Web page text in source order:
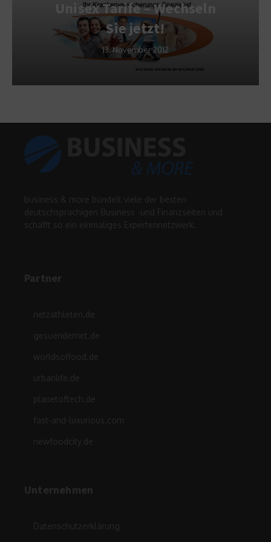
Unisex Tarife – Wechseln
Sie jetzt!
13. November 2012
business & more bündelt viele der besten
deutschsprachigen Business -und Finanzseiten und
schafft so ein einmaliges Expertennetzwerk.
Partner
netzathleten.de
gesuendernet.de
worldsoffood.de
urbanlife.de
planetoftech.de
fast-and-luxurious.com
newfoodcity.de
Unternehmen
Datenschutzerklärung